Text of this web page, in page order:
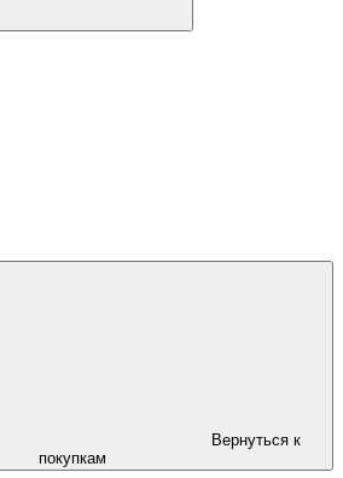
Вернуться к
покупкам